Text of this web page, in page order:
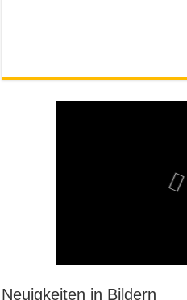
Neuigkeiten in Bildern